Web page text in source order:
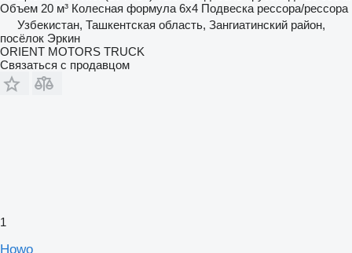
Объем 20 м³ Колесная формула 6x4 Подвеска рессора/рессора
Узбекистан, Ташкентская область, Зангиатинский район,
посёлок Эркин
ORIENT MOTORS TRUCK
Связаться с продавцом
1
Howo